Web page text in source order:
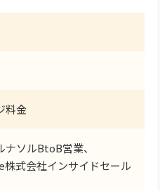
料金
ナソルBtoB営業、
式会社インサイドセール